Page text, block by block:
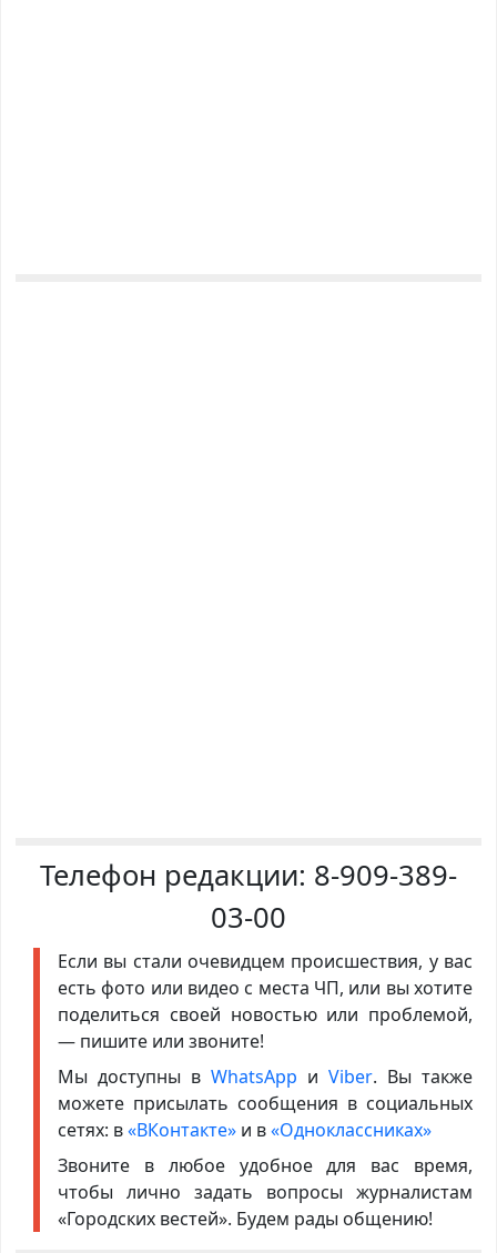
Телефон редакции: 8-909-389-
03-00
Если вы стали очевидцем происшествия, у вас
есть фото или видео с места ЧП, или вы хотите
поделиться своей новостью или проблемой,
— пишите или звоните!
Мы доступны в WhatsApp иViber. Вы также
можете присылать сообщения в социальных
сетях: в«ВКонтакте»и в«Одноклассниках»
Звоните в любое удобное для вас время,
чтобы лично задать вопросы журналистам
«Городских вестей». Будем рады общению!